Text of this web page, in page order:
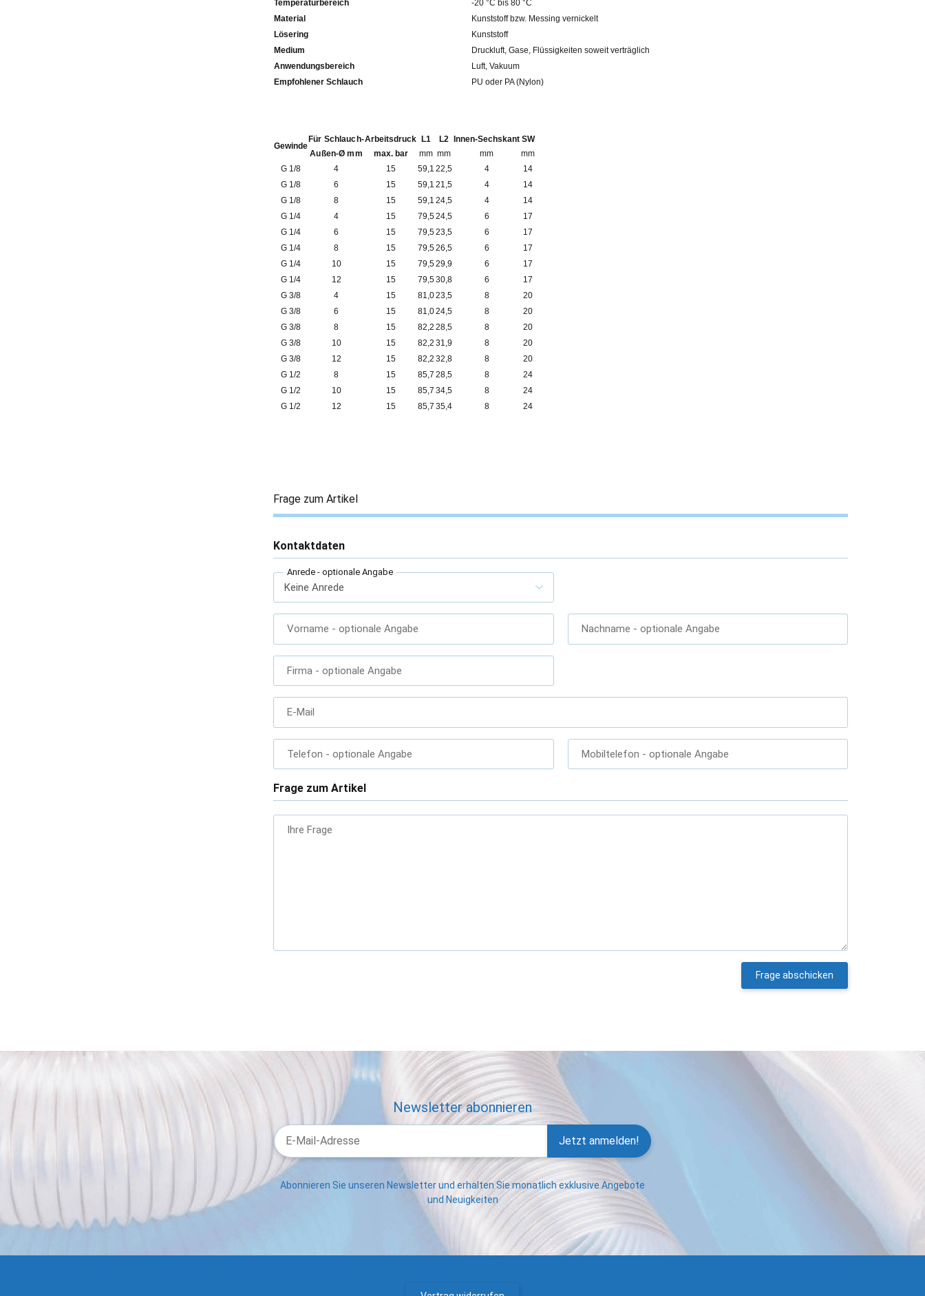
Temperaturbereich
-20 °C bis 80 °C
Material
Kunststoff bzw. Messing vernickelt
Lösering
Kunststoff
Medium
Druckluft, Gase, Flüssigkeiten soweit verträglich
Anwendungsbereich
Luft, Vakuum
Empfohlener Schlauch
PU oder PA (Nylon)
Gewinde
Für Schlauch-
Außen-Ø mm
Arbeitsdruck
max. bar
L1
mm
L2
mm
Innen-Sechskant
mm
SW
mm
G 1/8
4 15 59,1 22,5 4
14
G 1/8
6 15 59,1 21,5 4
14
G 1/8
8 15 59,1 24,5 4
14
G 1/4
4 15 79,524,5 6
17
G 1/4
6 15 79,523,5 6
17
G 1/4
8 15 79,526,5 6
17
G 1/4
10 15 79,529,9 6
17
G 1/4
12 15 79,530,8 6
17
G 3/8
4 15 81,023,5 8
20
G 3/8
6 15 81,024,5 8
20
G 3/8
8 15 82,2 28,5 8
20
G 3/8
10 15 82,2 31,9 8
20
G 3/8
12 15 82,2 32,8 8
20
G 1/2
8 15 85,7 28,5 8
24
G 1/2
10 15 85,7 34,5 8
24
G 1/2
12 15 85,7 35,4 8 24
Frage zum Artikel
Kontaktdaten
Anrede - optionale Angabe
Vorname - optionale Angabe Nachname - optionale Angabe
Firma - optionale Angabe
E-Mail
Telefon - optionale Angabe Mobiltelefon - optionale Angabe
Frage zum Artikel
Ihre Frage
Frage abschicken
Newsletter abonnieren
Jetzt anmelden!
Abonnieren Sie unseren Newsletter und erhalten Sie monatlich exklusive Angebote
und Neuigkeiten